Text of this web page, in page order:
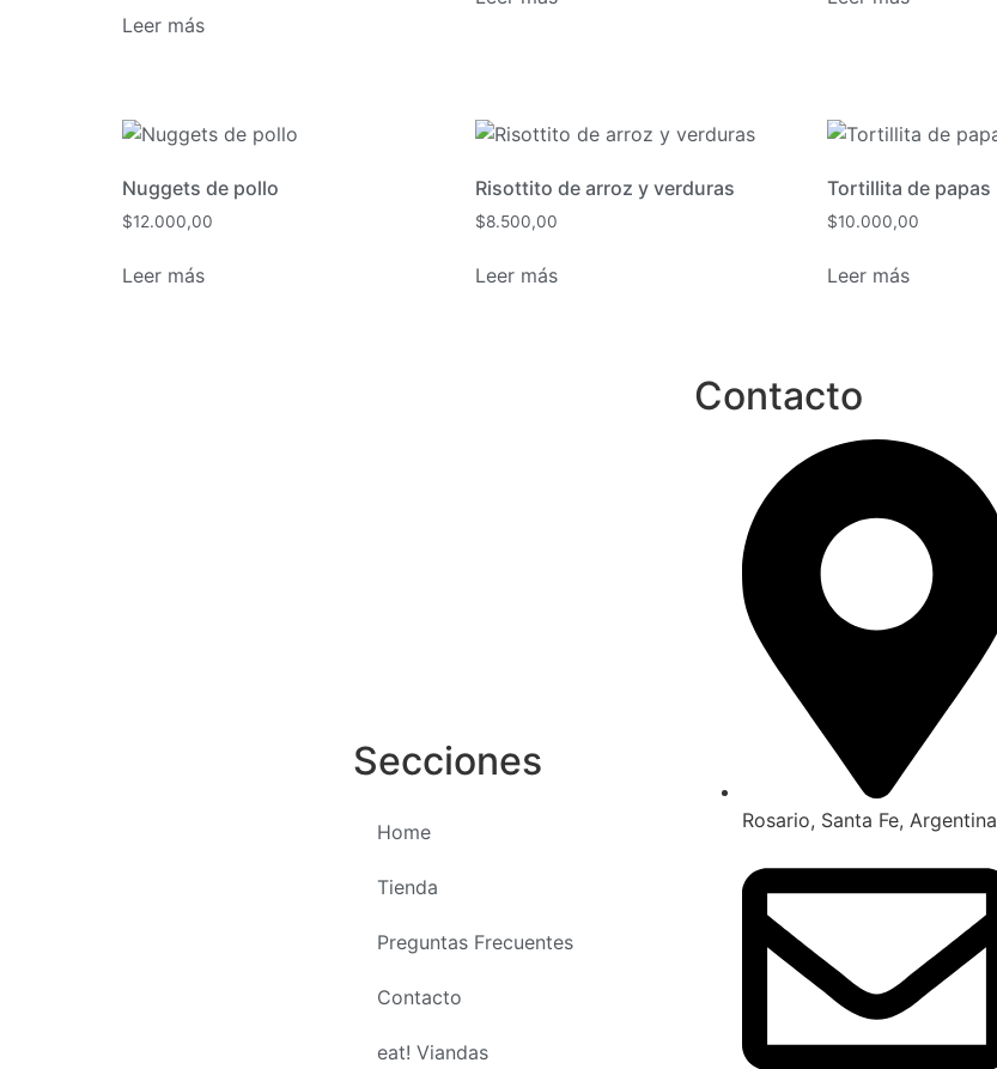
Leer más
Nuggets de pollo
$12.000,00
Leer más
Risottito de arroz y verduras
$8.500,00
Leer más
Tortillita de papas
$10.000,00
Leer más
Secciones
Home
Tienda
Preguntas Frecuentes
Contacto
eat! Viandas
Contacto
Rosario, Santa Fe, Argentina